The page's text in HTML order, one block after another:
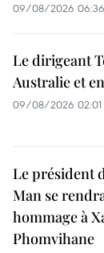
09/08/2026 06:36
Le dirigeant
Australie et
09/08/2026 02:01
Le président
Man se
hommage à
Phomvihane